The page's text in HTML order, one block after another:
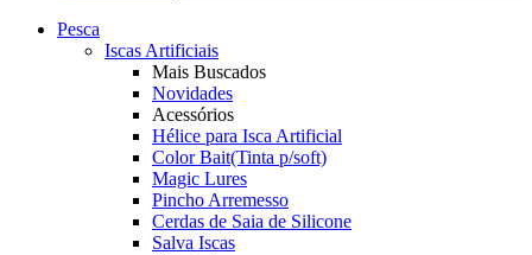
Pesca
Iscas Artificiais
Mais Buscados
Novidades
Acessórios
Hélice para Isca Artificial
Color Bait(Tinta p/soft)
Magic Lures
Pincho Arremesso
Cerdas de Saia de Silicone
Salva Iscas